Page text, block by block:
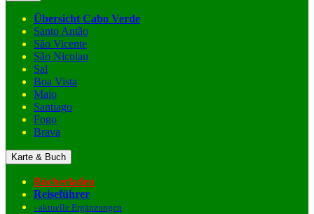
Übersicht Cabo Verde
Santo Antão
São Vicente
São Nicolau
Sal
Boa Vista
Maio
Santiago
Fogo
Brava
Karte & Buch
Bücherladen
Reiseführer
- aktuelle Ergänzungen